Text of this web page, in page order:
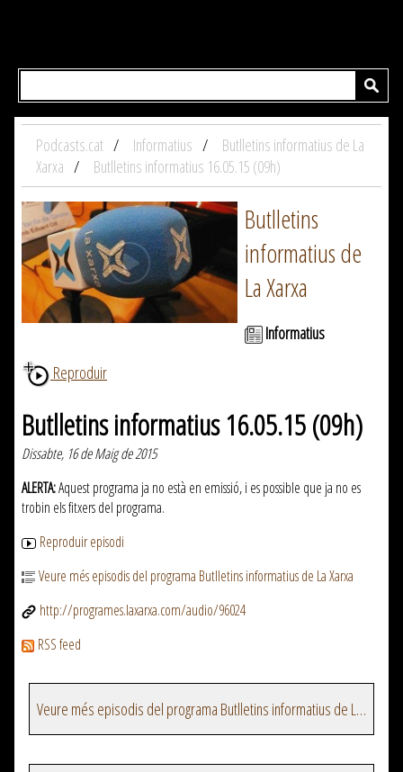
Podcasts.cat Informatius
Butlletins informatius de La
Xarxa
Butlletins informatius 16.05.15 (09h)
Butlletins
informatius de
La Xarxa
Informatius
Reproduir
Butlletins informatius 16.05.15 (09h)
Dissabte, 16 de Maig de 2015
ALERTA:Aquest programa ja no està en emissió, i es possible que ja no es
trobin els fitxers del programa.
Reproduir episodi
Veure més episodis del programa Butlletins informatius de La Xarxa
http://programes.laxarxa.com/audio/96024
RSS feed
Veure més episodis del programa Butlletins informatius de La Xarxa